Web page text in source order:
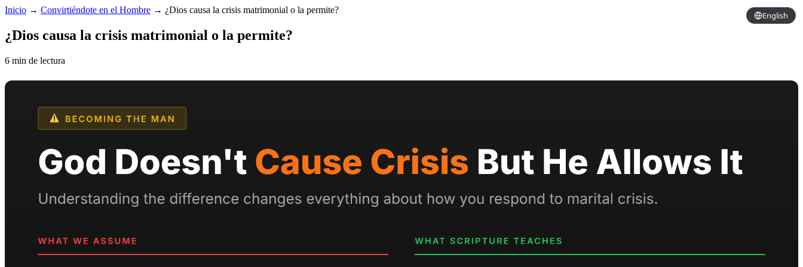
English
Inicio → Convirtiéndote en el Hombre → ¿Dios causa la crisis matrimonial o la permite?
¿Dios causa la crisis matrimonial o la permite?
6 min de lectura